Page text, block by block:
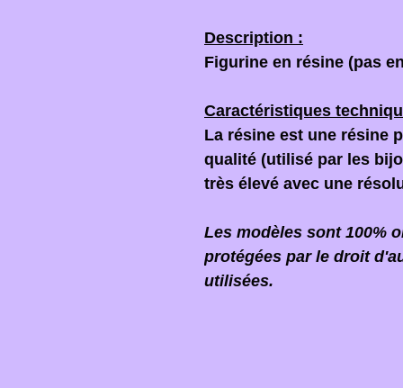
Description :
Figurine en résine (pas
Caractéristiques
La résine est une résine
qualité (utilisé par les
très élevé avec une
Les modèles sont 100%
protégées par le droit
utilisées.